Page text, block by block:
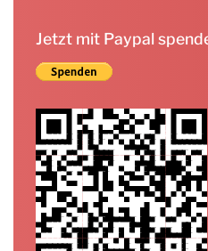
Jetzt mit Paypal